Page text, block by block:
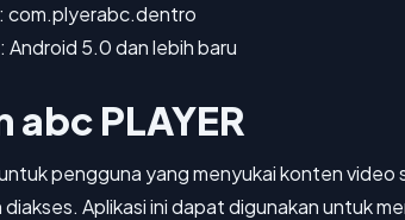
com.plyerabc.dentro
Android 5.0 dan lebih baru
abc PLAYER
pengguna yang menyukai konten video
Aplikasi ini dapat digunakan untuk